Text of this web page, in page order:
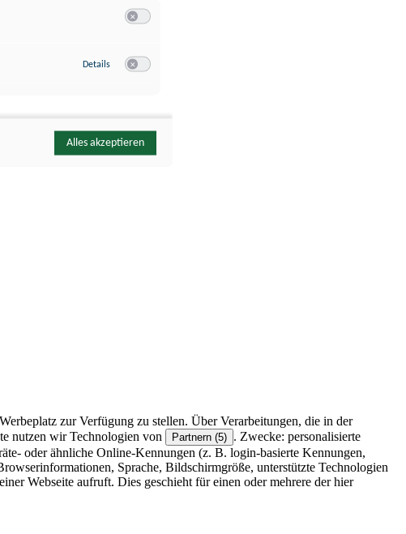
zur Verfügung zu stellen. Über Verarbeitungen, die in der
nutzen wir Technologien von Partnern (5) . Zwecke: personalisierte
oder ähnliche Online-Kennungen (z. B. login-basierte Kennungen,
Sprache, Bildschirmgröße, unterstützte Technologien
Webseite aufruft. Dies geschieht für einen oder mehrere der hier
Details zu YouTube
Alles akzeptieren